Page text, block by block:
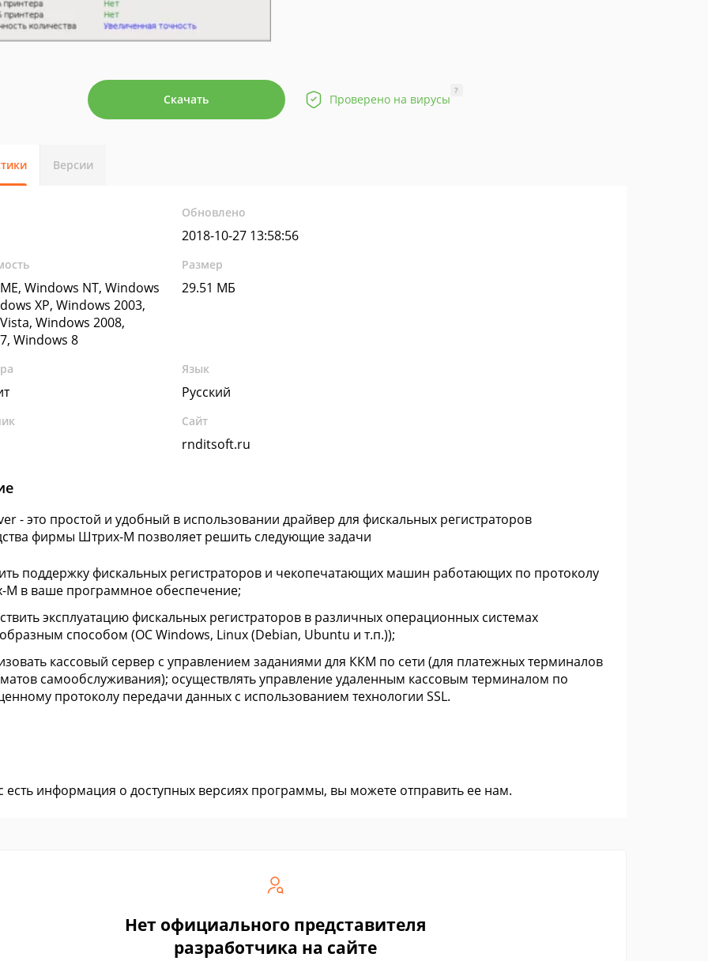
Скачать Проверено на вирусы
?
Версии
Обновлено
2018-10-27 13:58:56
Windows NT, Windows
XP, Windows 2003,
Windows 2008,
Windows 8
Размер
29.51 МБ
Язык
Русский
Сайт
rnditsoft.ru
- это простой и удобный в использовании драйвер для фискальных регистраторов
фирмы Штрих-М позволяет решить следующие задачи
поддержку фискальных регистраторов и чекопечатающих машин работающих по протоколу
М в ваше программное обеспечение;
эксплуатацию фискальных регистраторов в различных операционных системах
способом (ОС Windows, Linux (Debian, Ubuntu и т.п.));
кассовый сервер с управлением заданиями для ККМ по сети (для платежных терминалов
самообслуживания); осуществлять управление удаленным кассовым терминалом по
протоколу передачи данных с использованием технологии SSL.
есть информация о доступных версиях программы, вы можете отправить ее нам.
Нет официального представителя
разработчика на сайте